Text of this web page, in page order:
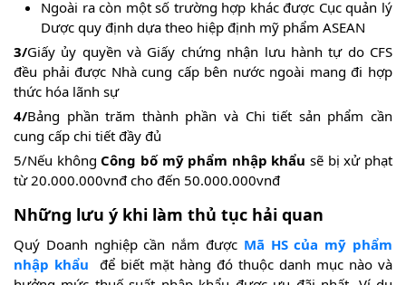
Ngoài ra còn một số trường hợp khác được Cục quản lý
Dược quy định dựa theo hiệp định mỹ phẩm ASEAN
3/Giấy ủy quyền và Giấy chứng nhận lưu hành tự do CFS
đều phải được Nhà cung cấp bên nước ngoài mang đi hợp
thức hóa lãnh sự
4/Bảng phần trăm thành phần và Chi tiết sản phẩm cần
cung cấp chi tiết đầy đủ
5/Nếu không Công bố mỹ phẩm nhập khẩu sẽ bị xử phạt
từ 20.000.000vnđ cho đến 50.000.000vnđ
Những lưu ý khi làm thủ tục hải quan
Quý Doanh nghiệp cần nắm được Mã HS của mỹ phẩm
nhập khẩu để biết mặt hàng đó thuộc danh mục nào và